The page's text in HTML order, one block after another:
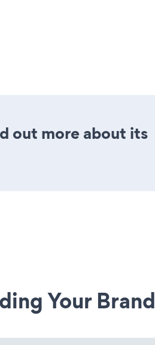
out more about its
Your Brand